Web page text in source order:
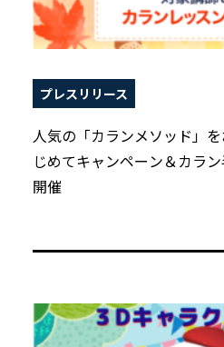
プレスリリース
人気の「カランメソッド」
じめてキャンペーン＆カラ
開催